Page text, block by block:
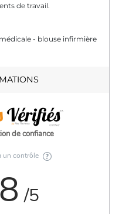
de travail.
- blouse infirmière
de confiance
un contrôle
/5